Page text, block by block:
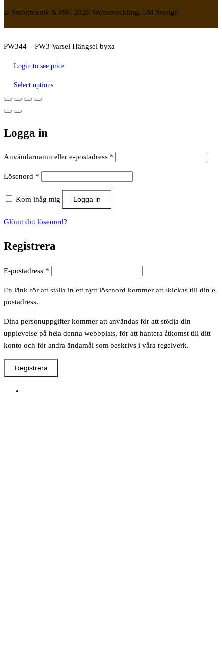
© Smörjteknik & PSU 2026 Webutveckling: 5M Sverige
PW344 – PW3 Varsel Hängsel byxa
Login to see price
Select options
Logga in
Användarnamn eller e-postadress *
Lösenord *
Kom ihåg mig Logga in
Glömt ditt lösenord?
Registrera
E-postadress *
En länk för att ställa in ett nytt lösenord kommer att skickas till din e-
postadress.
Dina personuppgifter kommer att användas för att stödja din
upplevelse på hela denna webbplats, för att hantera åtkomst till ditt
konto och för andra ändamål som beskrivs i våra regelverk.
Registrera